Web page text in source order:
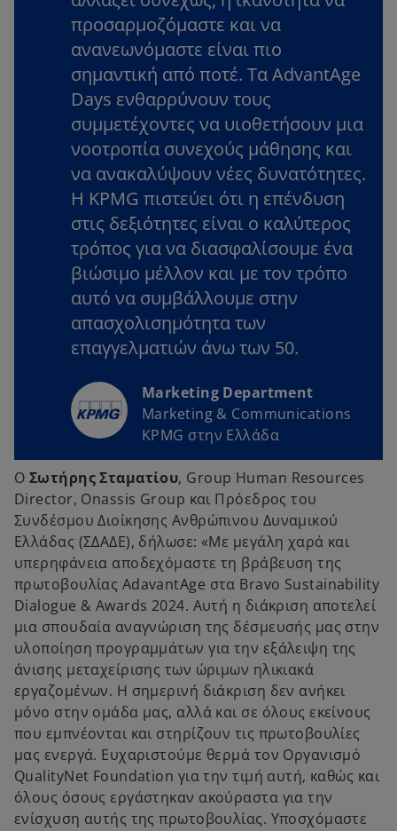
προσαρμοζόμαστε και να
ανανεωνόμαστε είναι πιο
σημαντική από ποτέ. Τα AdvantAge
Days ενθαρρύνουν τους
συμμετέχοντες να υιοθετήσουν μια
νοοτροπία συνεχούς μάθησης και
να ανακαλύψουν νέες δυνατότητες.
Η KPMG πιστεύει ότι η επένδυση
στις δεξιότητες είναι ο καλύτερος
τρόπος για να διασφαλίσουμε ένα
βιώσιμο μέλλον και με τον τρόπο
αυτό να συμβάλλουμε στην
απασχολισημότητα των
επαγγελματιών άνω των 50.
Marketing Department
Marketing & Communications
KPMG στην Ελλάδα
Ο Σωτήρης Σταματίου, Group Human Resources
Director, Onassis Group και Πρόεδρος του
Συνδέσμου Διοίκησης Ανθρώπινου Δυναμικού
Ελλάδας (ΣΔΑΔΕ), δήλωσε: «Με μεγάλη χαρά και
υπερηφάνεια αποδεχόμαστε τη βράβευση της
πρωτοβουλίας AdavantAge στα Bravo Sustainability
Dialogue & Awards 2024. Αυτή η διάκριση αποτελεί
μια σπουδαία αναγνώριση της δέσμευσής μας στην
υλοποίηση προγραμμάτων για την εξάλειψη της
άνισης μεταχείρισης των ώριμων ηλικιακά
εργαζομένων. Η σημερινή διάκριση δεν ανήκει
μόνο στην ομάδα μας, αλλά και σε όλους εκείνους
που εμπνέονται και στηρίζουν τις πρωτοβουλίες
μας ενεργά. Ευχαριστούμε θερμά τον Οργανισμό
QualityNet Foundation για την τιμή αυτή, καθώς και
όλους όσους εργάστηκαν ακούραστα για την
ενίσχυση αυτής της πρωτοβουλίας. Υποσχόμαστε